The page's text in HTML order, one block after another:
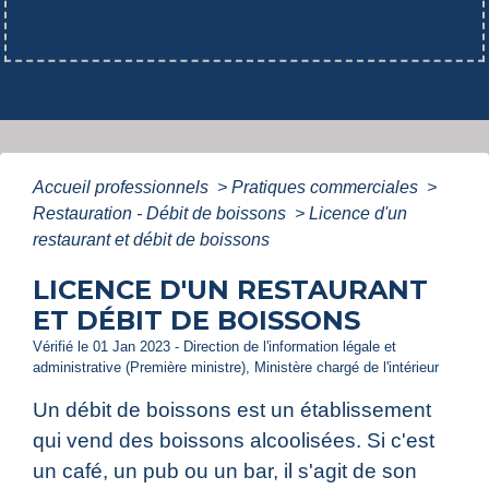
Accueil professionnels > Pratiques commerciales >
Restauration - Débit de boissons > Licence d'un
restaurant et débit de boissons
LICENCE D'UN RESTAURANT
ET DÉBIT DE BOISSONS
Vérifié le 01 Jan 2023 - Direction de l'information légale et
administrative (Première ministre), Ministère chargé de l'intérieur
Un débit de boissons est un établissement
qui vend des boissons alcoolisées. Si c'est
un café, un pub ou un bar, il s'agit de son